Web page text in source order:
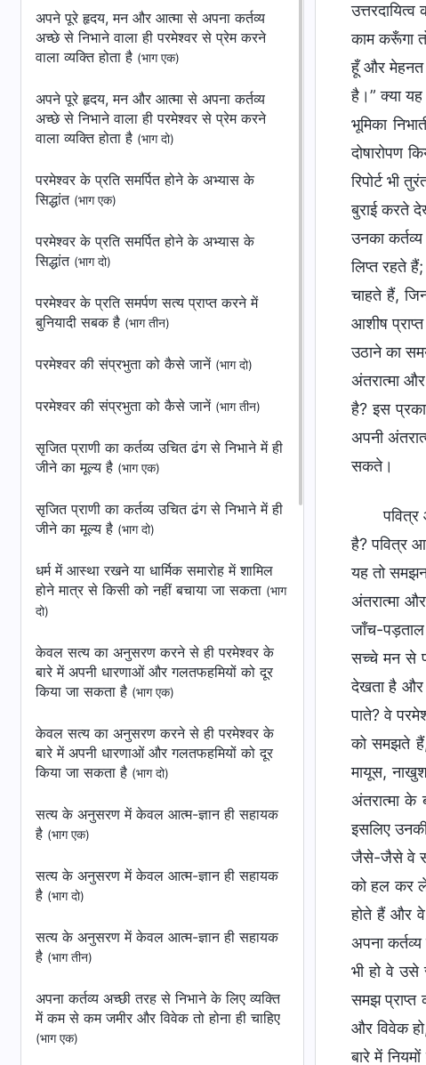
अपने पूरे हृदय, मन और आत्मा से अपना कर्तव्य
अच्छे से निभाने वाला ही परमेश्वर से प्रेम करने
वाला व्यक्ति होता है (भाग एक)
अपने पूरे हृदय, मन और आत्मा से अपना कर्तव्य
अच्छे से निभाने वाला ही परमेश्वर से प्रेम करने
वाला व्यक्ति होता है (भाग दो)
परमेश्वर के प्रति समर्पित होने के अभ्यास के
सिद्धांत (भाग एक)
परमेश्वर के प्रति समर्पित होने के अभ्यास के
सिद्धांत (भाग दो)
परमेश्वर के प्रति समर्पण सत्‍य प्राप्‍त करने में
बुनियादी सबक है (भाग तीन)
परमेश्वर की संप्रभुता को कैसे जानें (भाग दो)
परमेश्वर की संप्रभुता को कैसे जानें (भाग तीन)
सृजित प्राणी का कर्तव्य उचित ढंग से निभाने में ही
जीने का मूल्य है (भाग एक)
सृजित प्राणी का कर्तव्य उचित ढंग से निभाने में ही
जीने का मूल्य है (भाग दो)
धर्म में आस्था रखने या धार्मिक समारोह में शामिल
होने मात्र से किसी को नहीं बचाया जा सकता (भाग
दो)
केवल सत्य का अनुसरण करने से ही परमेश्वर के
बारे में अपनी धारणाओं और गलतफहमियों को दूर
किया जा सकता है (भाग एक)
केवल सत्य का अनुसरण करने से ही परमेश्वर के
बारे में अपनी धारणाओं और गलतफहमियों को दूर
किया जा सकता है (भाग दो)
सत्य के अनुसरण में केवल आत्म-ज्ञान ही सहायक
है (भाग एक)
सत्य के अनुसरण में केवल आत्म-ज्ञान ही सहायक
है (भाग दो)
सत्य के अनुसरण में केवल आत्म-ज्ञान ही सहायक
है (भाग तीन)
अपना कर्तव्य अच्छी तरह से निभाने के लिए व्यक्ति
में कम से कम जमीर और विवेक तो होना ही चाहिए
(भाग एक)
काम करूँगा
हूँ और मेहनत
है।” क्या
भूमिका
दोषारोपण
रिपोर्ट भी
बुराई करते
उनका
लिप्त रहते
चाहते हैं,
आशीष
उठाने का
अंतरात्मा
है? इस
अपनी
सकते।
पवित्र
है? पवित्र
यह तो
अंतरात्मा
जाँच-पड़ताल
सच्चे मन से
देखता है और
पाते? वे
को समझते हैं,
मायूस,
अंतरात्मा के
इसलिए
जैसे-जैसे वे
को हल कर
होते हैं और वे
अपना
भी हो वे
समझ प्राप्त
और विवेक
बारे में